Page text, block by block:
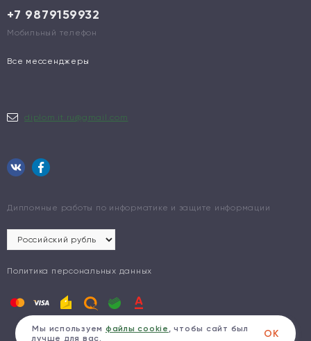
+7 9879159932
Мобильный телефон
Все мессенджеры
diplom.it.ru@gmail.com
Дипломные работы по информатике и защите информации
Политика персональных данных
Мы используем файлы cookie , чтобы сайт был
лучше для вас.
ОК